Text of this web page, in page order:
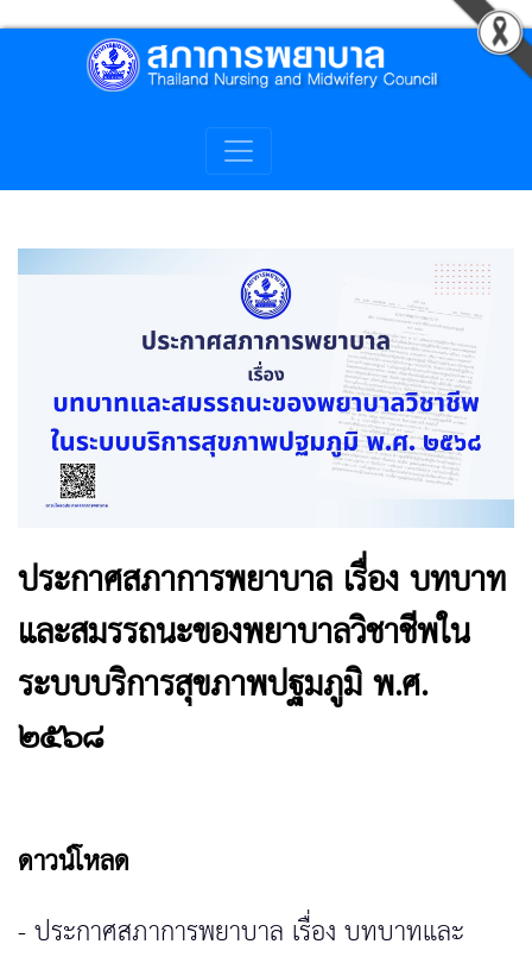
ประกาศสภาการพยาบาล เรื่อง บทบาท
และสมรรถนะของพยาบาลวิชาชีพใน
ระบบบริการสุขภาพปฐมภูมิ พ.ศ.
๒๕๖๘
ดาวน์โหลด
-ประกาศสภาการพยาบาล เรื่อง บทบาทและ